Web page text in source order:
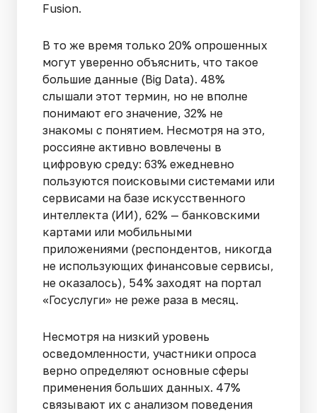
Fusion.
В то же время только 20% опрошенных
могут уверенно объяснить, что такое
большие данные (Big Data). 48%
слышали этот термин, но не вполне
понимают его значение, 32% не
знакомы с понятием. Несмотря на это,
россияне активно вовлечены в
цифровую среду: 63% ежедневно
пользуются поисковыми системами или
сервисами на базе искусственного
интеллекта (ИИ), 62% — банковскими
картами или мобильными
приложениями (респондентов, никогда
не использующих финансовые сервисы,
не оказалось), 54% заходят на портал
«Госуслуги» не реже раза в месяц.
Несмотря на низкий уровень
осведомленности, участники опроса
верно определяют основные сферы
применения больших данных. 47%
связывают их с анализом поведения